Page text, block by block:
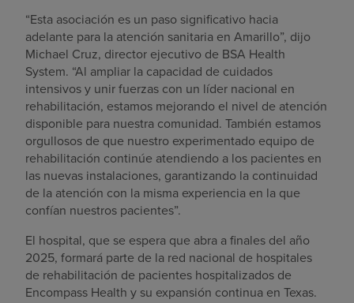
“Esta asociación es un paso significativo hacia
adelante para la atención sanitaria en Amarillo”, dijo
Michael Cruz, director ejecutivo de BSA Health
System. “Al ampliar la capacidad de cuidados
intensivos y unir fuerzas con un líder nacional en
rehabilitación, estamos mejorando el nivel de atención
disponible para nuestra comunidad. También estamos
orgullosos de que nuestro experimentado equipo de
rehabilitación continúe atendiendo a los pacientes en
las nuevas instalaciones, garantizando la continuidad
de la atención con la misma experiencia en la que
confían nuestros pacientes”.
El hospital, que se espera que abra a finales del año
2025, formará parte de la red nacional de hospitales
de rehabilitación de pacientes hospitalizados de
Encompass Health y su expansión continua en Texas.